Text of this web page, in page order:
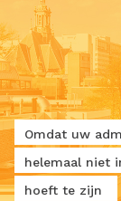
Omdat uw
helemaal niet
hoeft te zijn